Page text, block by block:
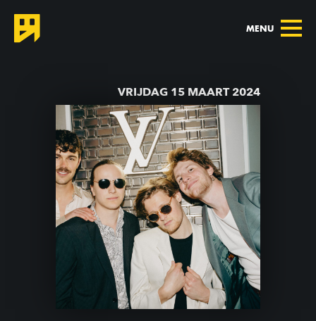
MENU
VRIJDAG 15 MAART 2024